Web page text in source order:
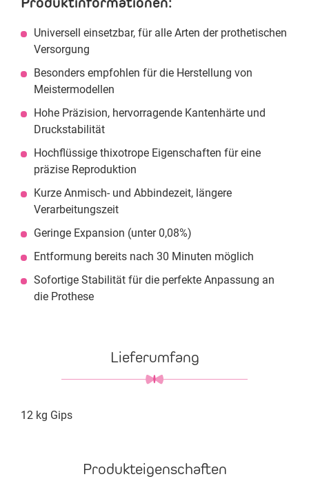
Universell einsetzbar, für alle Arten der prothetischen
Versorgung
Besonders empfohlen für die Herstellung von
Meistermodellen
Hohe Präzision, hervorragende Kantenhärte und
Druckstabilität
Hochflüssige thixotrope Eigenschaften für eine
präzise Reproduktion
Kurze Anmisch- und Abbindezeit, längere
Verarbeitungszeit
Geringe Expansion (unter 0,08%)
Entformung bereits nach 30 Minuten möglich
Sofortige Stabilität für die perfekte Anpassung an
die Prothese
Lieferumfang
12 kg Gips
Produkteigenschaften